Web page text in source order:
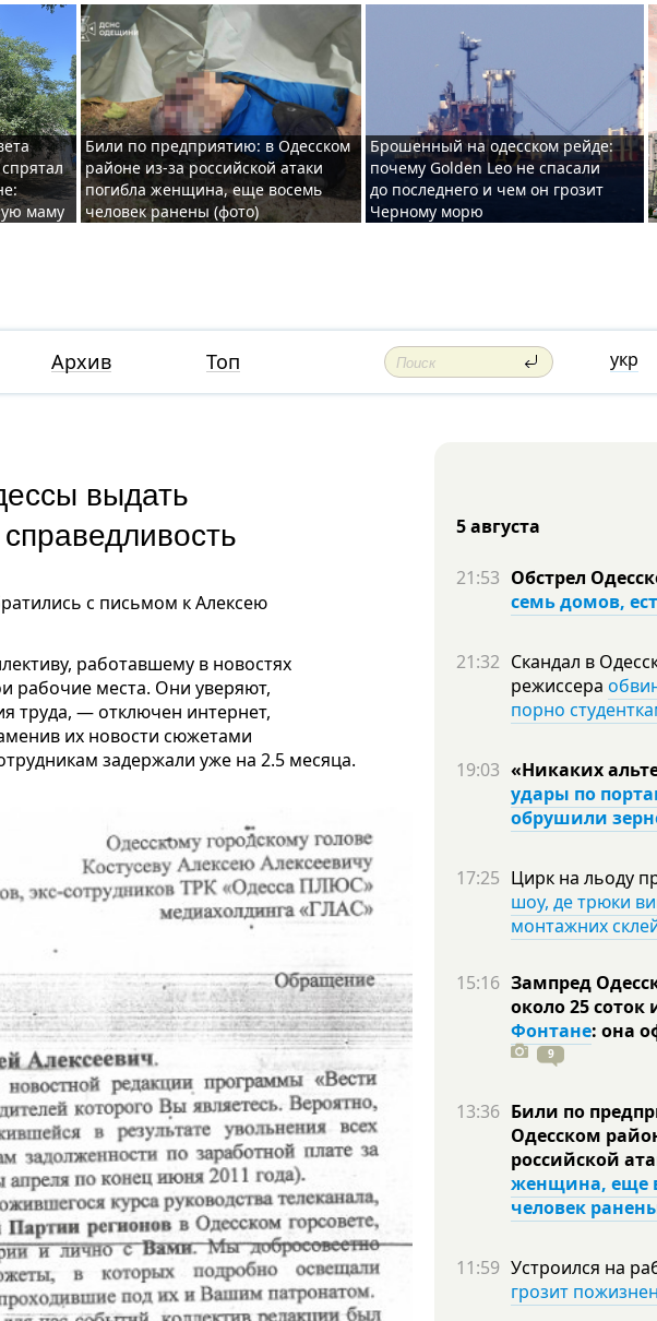
маму
Били по предприятию: в Одесском
районе из-за российской атаки
погибла женщина, еще восемь
человек ранены (фото)
Брошенный на одесском рейде:
почему Golden Leo не спасали
до последнего и чем он грозит
Черному морю
Архив Топ укр
выдать
с письмом к Алексею
работавшему в новостях
рабочие места. Они уверяют,
труда, — отключен интернет,
их новости сюжетами
задержали уже на 2.5 месяца.
5 августа
21:53 Обстрел
семь домов,
21:32 Скандал в
режиссера
порно
19:03 «Никаких
удары по
обрушили
17:25 Цирк на льоду
шоу, де трюки
монтажних
15:16 Зампред
около 25 соток
Фонтане: она
9
13:36 Били по
Одесском
российской
женщина, еще
человек
11:59 Устроился на
грозит